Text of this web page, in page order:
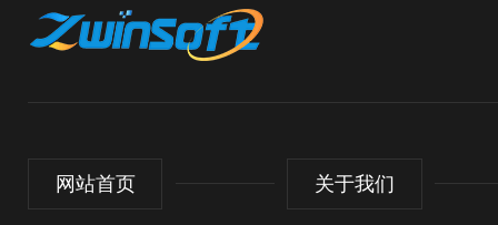
网站首页 关于我们